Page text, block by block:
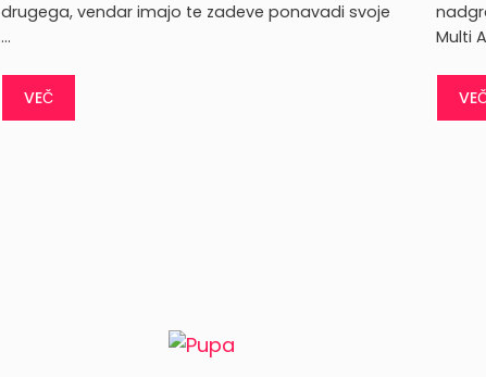
drugega, vendar imajo te zadeve ponavadi svoje
…
VEČ
Multi